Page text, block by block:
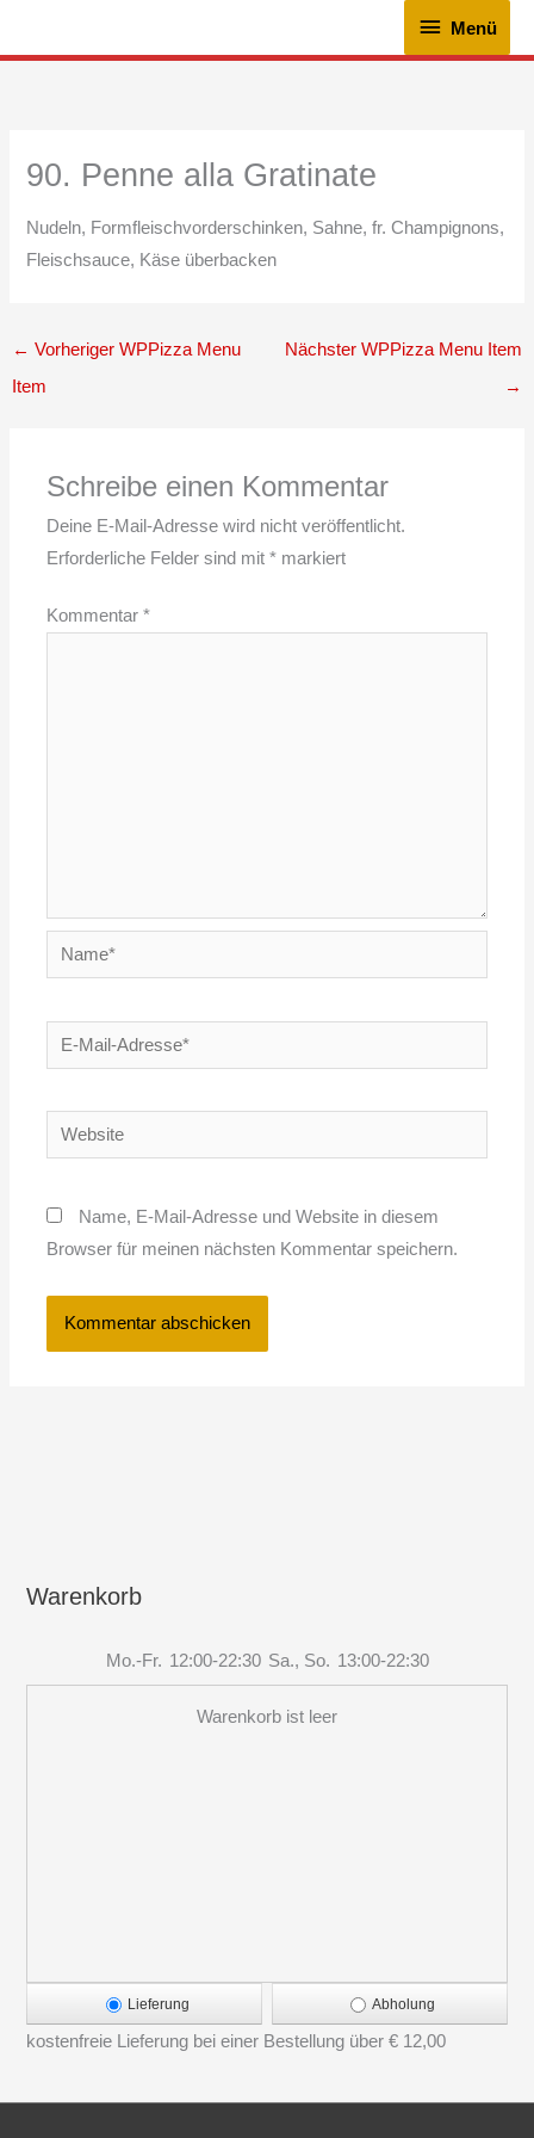
Menü
Menü
90. Penne alla Gratinate
Nudeln, Formfleischvorderschinken, Sahne, fr. Champignons,
Fleischsauce, Käse überbacken
← Vorheriger WPPizza Menu
Item
Nächster WPPizza Menu Item
→
Schreibe einen Kommentar
Deine E-Mail-Adresse wird nicht veröffentlicht.
Erforderliche Felder sind mit* markiert
Kommentar*
Name*
E-
Mail-
Website
Name, E-Mail-Adresse und Website in diesem
Browser für meinen nächsten Kommentar speichern.
Warenkorb
Mo.-Fr. 12:00-22:30 Sa., So. 13:00-22:30
Warenkorb ist leer
Lieferung Abholung
kostenfreie Lieferung bei einer Bestellung über€ 12,00